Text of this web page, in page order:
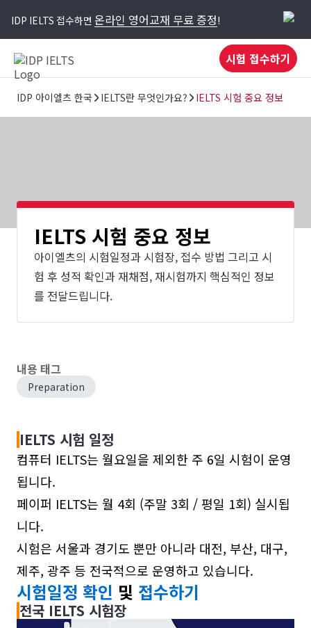
IDP IELTS 접수하면 온라인 영어교재 무료 증정!
시험 접수하기
IDP 아이엘츠 한국 IELTS란 무엇인가요? IELTS 시험 중요 정보
IELTS 시험 중요 정보
아이엘츠의 시험일정과 시험장, 접수 방법 그리고 시
험 후 성적 확인과 재채점, 재시험까지 핵심적인 정보
를 전달드립니다.
내용 태그
Preparation
IELTS 시험 일정
컴퓨터 IELTS는 월요일을 제외한 주 6일 시험이 운영
됩니다.
페이퍼 IELTS는 월 4회 (주말 3회 / 평일 1회) 실시됩
니다.
시험은 서울과 경기도 뿐만 아니라 대전, 부산, 대구,
제주, 광주 등 전국적으로 운영하고 있습니다.
시험일정 확인 및 접수하기
전국 IELTS 시험장